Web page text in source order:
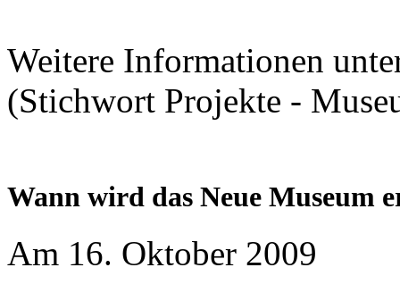
Weitere Informationen
(Stichwort Projekte -
Wann wird das Neue Museum
Am 16. Oktober 2009